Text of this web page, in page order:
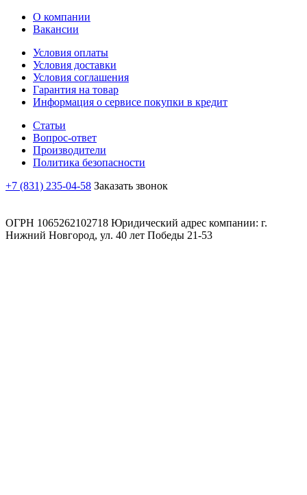
О компании
Вакансии
Условия оплаты
Условия доставки
Условия соглашения
Гарантия на товар
Информация о сервисе покупки в кредит
Статьи
Вопрос-ответ
Производители
Политика безопасности
+7 (831) 235-04-58 Заказать звонок
ОГРН 1065262102718 Юридический адрес компании: г.
Нижний Новгород, ул. 40 лет Победы 21-53